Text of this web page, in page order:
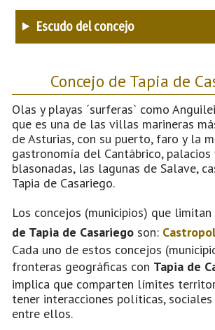
Escudo del concejo
Concejo de Tapia de
Olas y playas ´surferas` como
que es una de las villas marineras
de Asturias, con su puerto, faro y la
gastronomía del Cantábrico, palacios
blasonadas, las lagunas de Salave,
Tapia de Casariego.
Los concejos (municipios) que
de Tapia de Casariego son: Castropol
Cada uno de estos concejos
fronteras geográficas con Tapia de
implica que comparten límites
tener interacciones políticas, sociales
entre ellos.